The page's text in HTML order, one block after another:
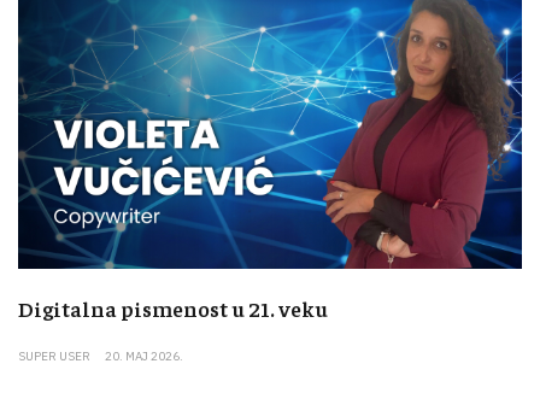
Digitalna pismenost u 21. veku
SUPER USER 20. MAJ 2026.